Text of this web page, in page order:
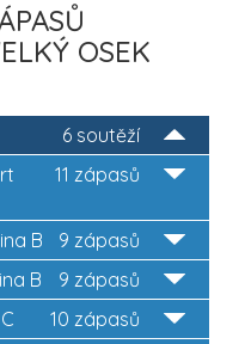
OSEK
6 soutěží
11 zápasů
9 zápasů
B
9 zápasů
B
10 zápasů